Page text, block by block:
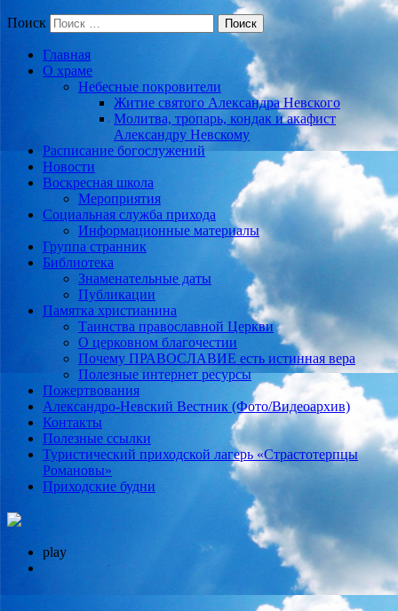
Поиск
Главная
О храме
Небесные покровители
Житие святого Александра Невского
Молитва, тропарь, кондак и акафист
Александру Невскому
Расписание богослужений
Новости
Воскресная школа
Мероприятия
Социальная служба прихода
Информационные материалы
Группа странник
Библиотека
Знаменательные даты
Публикации
Памятка христианина
Таинства православной Церкви
О церковном благочестии
Почему ПРАВОСЛАВИЕ есть истинная вера
Полезные интернет ресурсы
Пожертвования
Александро-Невский Вестник (Фото/Видеоархив)
Контакты
Полезные ссылки
Туристический приходской лагерь «Страстотерпцы
Романовы»
Приходские будни
play